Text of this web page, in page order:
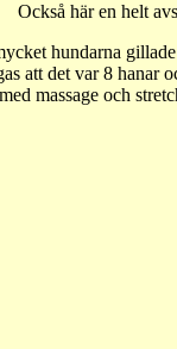
en helt
hundarna
att det var 8 hanar
massage och